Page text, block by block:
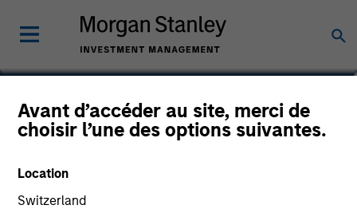
Avant d’accéder au site, merci de
choisir l’une des options suivantes.
Location
Switzerland
Sarah Hudson
Managing Director